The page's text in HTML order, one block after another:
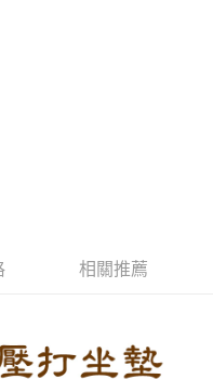
的支付方式。 讓您購物簡單
值。
帳。
將跳轉至「AFTEE先享後付」
完成結帳。
但若您需要取消訂單，請聯絡
視為有效，需透過AFTEE先享
support/home
相關推薦